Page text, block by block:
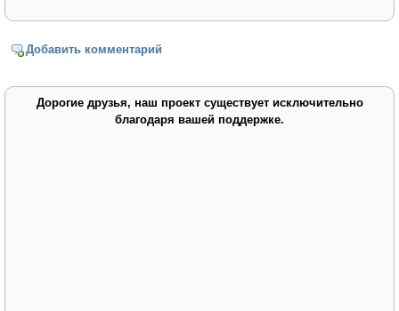
Добавить комментарий
Дорогие друзья, наш проект существует исключительно
благодаря вашей поддержке.